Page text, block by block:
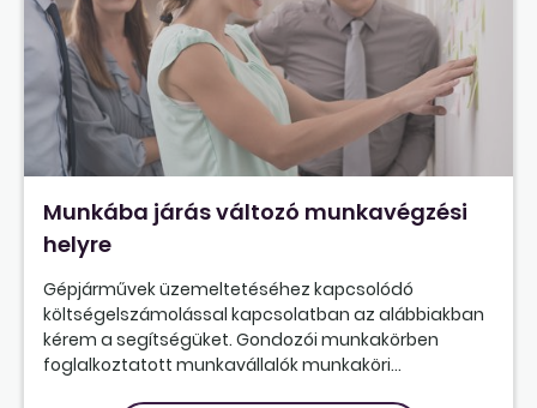
Munkába járás változó munkavégzési
helyre
Gépjárművek üzemeltetéséhez kapcsolódó
költségelszámolással kapcsolatban az alábbiakban
kérem a segítségüket. Gondozói munkakörben
foglalkoztatott munkavállalók munkaköri...